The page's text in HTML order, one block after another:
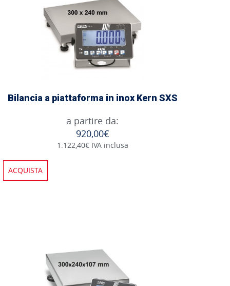
Bilancia a piattaforma in inox Kern SXS
a partire da:
920,00€
1.122,40€ IVA inclusa
ACQUISTA